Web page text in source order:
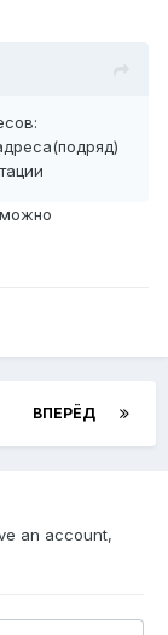
ВПЕРЁД
an account,